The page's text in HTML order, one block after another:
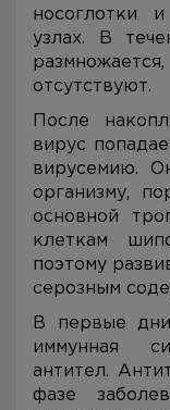
носоглотки
узлах. В
отсутствуют.
После
вирус
вирусемию.
организму,
основной
клеткам
поэтому
серозным
В первые
иммунная
антител.
фазе